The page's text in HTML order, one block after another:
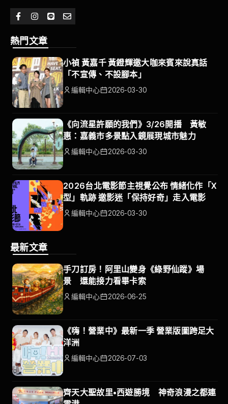
熱門文章
小禎 黃嘉千 黃鐙輝邀大咖來賓來說真話
「不宣傳、不設腳本」
編輯中心 2026-03-30
《向流星許願的我們》3/26開播 黃敏
惠：嘉義市多景點入鏡展現城市魅力
編輯中心 2026-03-30
2026台北電影節主視覺公布 情緒化作「X
型」軌跡 邀影迷「保持好奇」走入電影
編輯中心 2026-03-30
最新文章
手刀訂房！阿里山變身《綠野仙蹤》場
景 還能接力看畢卡索
編輯中心 2026-06-25
《嗨！營業中》最新一季 營業版圖跨足大
洋洲
編輯中心 2026-07-03
齊天大聖故里•西遊勝境 神奇浪漫之都連